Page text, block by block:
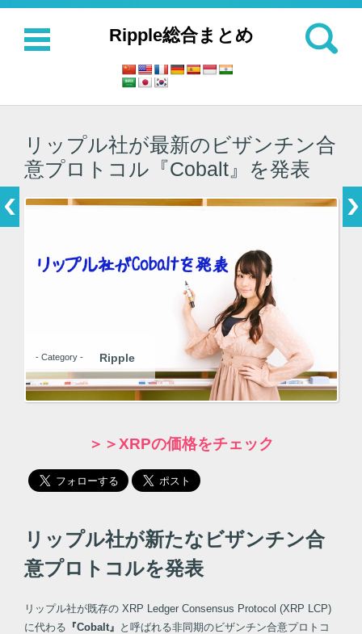
Ripple総合まとめ
検索:
コンテンツに移動
リップル社が最新のビザンチン合
意プロトコル『Cobalt』を発表
- Category - Ripple
＞＞XRPの価格をチェック
リップル社が新たなビザンチン合
意プロトコルを発表
リップル社が既存の XRP Ledger Consensus Protocol (XRP LCP)
に代わる 『Cobalt』 と呼ばれる非同期のビザンチン合意プロトコ